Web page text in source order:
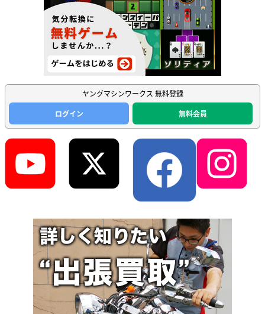
ヤングマシンワークス 無料登録
ログイン
無料会員